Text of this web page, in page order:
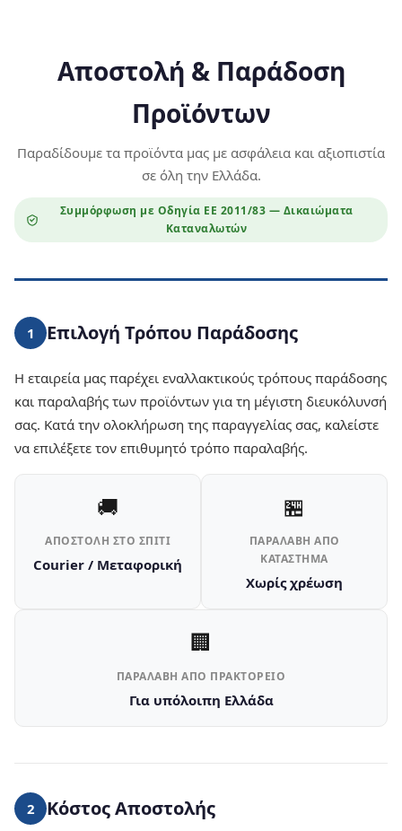
Αποστολή & Παράδοση
Προϊόντων
Παραδίδουμε τα προϊόντα μας με ασφάλεια και αξιοπιστία
σε όλη την Ελλάδα.
Συμμόρφωση με Οδηγία ΕΕ 2011/83 — Δικαιώματα
Καταναλωτών
1 Επιλογή Τρόπου Παράδοσης
Η εταιρεία μας παρέχει εναλλακτικούς τρόπους παράδοσης
και παραλαβής των προϊόντων για τη μέγιστη διευκόλυνσή
σας. Κατά την ολοκλήρωση της παραγγελίας σας, καλείστε
να επιλέξετε τον επιθυμητό τρόπο παραλαβής.
🚚
ΑΠΟΣΤΟΛΉ ΣΤΟ ΣΠΊΤΙ
Courier / Μεταφορική
🏪
ΠΑΡΑΛΑΒΉ ΑΠΌ
ΚΑΤΆΣΤΗΜΑ
Χωρίς χρέωση
🏢
ΠΑΡΑΛΑΒΉ ΑΠΌ ΠΡΑΚΤΟΡΕΊΟ
Για υπόλοιπη Ελλάδα
2 Κόστος Αποστολής